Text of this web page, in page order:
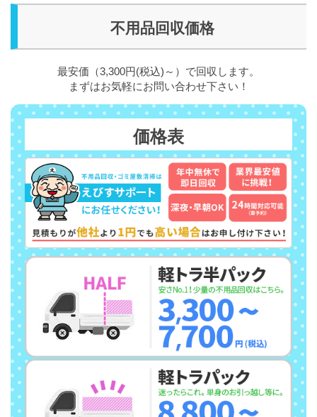
不用品回収価格
最安価（3,300円(税込)～）で回収します。
まずはお気軽にお問い合わせ下さい！
価格表